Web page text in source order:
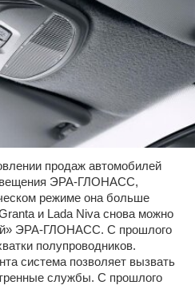
продаж автомобилей
ЭРА-ГЛОНАСС,
режиме она больше
и Lada Niva снова можно
ЭРА-ГЛОНАСС. С прошлого
полупроводников.
система позволяет вызвать
службы. С прошлого